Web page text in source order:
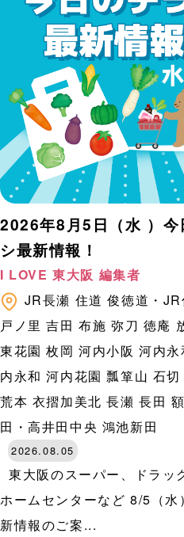
2026年8月5日（水 ）今
シ最新情報！
I LOVE 東大阪 編集者
JR長瀬 住道 俊徳道・JR
戸ノ里 吉田 布施 弥刀 徳庵
東花園 枚岡 河内小阪 河内
内永和 河内花園 瓢箪山 石切
荒本 衣摺加美北 長瀬 長田
田・高井田中央 鴻池新田
2026.08.05
東大阪のスーパー、ドラッ
ホームセンターなど 8/5（水
新情報のご案...